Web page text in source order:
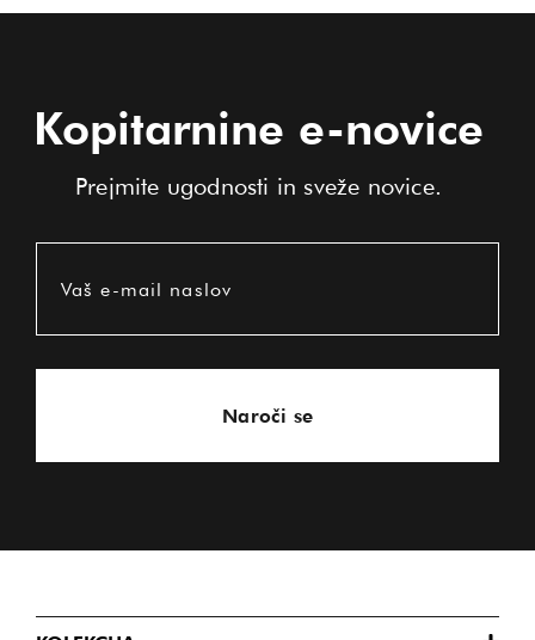
Kopitarnine e-novice
Prejmite ugodnosti in sveže novice.
Vaš e-mail naslov
Naroči se